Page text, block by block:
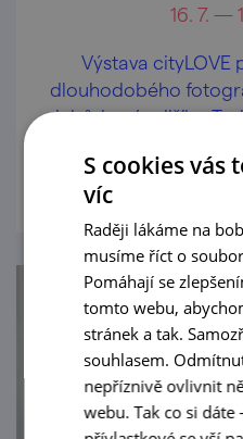
16. 7. —
Výstava cityLOVE
dlouhodobého
Jabůrkové a Jiřího
S cookies vás
víc
Raději lákáme na
musíme říct o
Pomáhají se
tomto webu,
stránek a tak.
souhlasem.
nepříznivě ovlivnit
webu. Tak co si